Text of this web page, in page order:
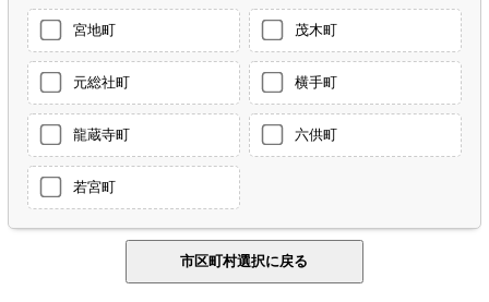
宮地町 茂木町
元総社町 横手町
龍蔵寺町 六供町
若宮町